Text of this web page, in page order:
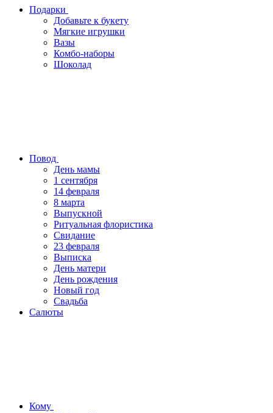
Подарки
Добавьте к букету
Мягкие игрушки
Вазы
Комбо-наборы
Шоколад
Повод
День мамы
1 сентября
14 февраля
8 марта
Выпускной
Ритуальная флористика
Свидание
23 февраля
Выписка
День матери
День рождения
Новый год
Свадьба
Салюты
Кому